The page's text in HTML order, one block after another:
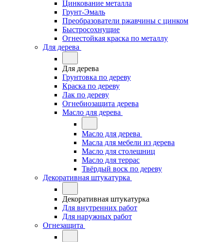
Цинкование металла
Грунт-Эмаль
Преобразователи ржавчины с цинком
Быстросохнущие
Огнестойкая краска по металлу
Для дерева
Для дерева
Грунтовка по дереву
Краска по дереву
Лак по дереву
Огнебиозащита дерева
Масло для дерева
Масло для дерева
Масла для мебели из дерева
Масло для столешниц
Масло для террас
Твёрдый воск по дереву
Декоративная штукатурка
Декоративная штукатурка
Для внутренних работ
Для наружных работ
Огнезащита